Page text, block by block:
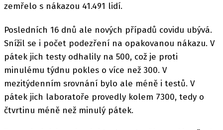
zemřelo s nákazou 41.491 lidí.
Posledních 16 dnů ale nových případů covidu ubývá.
Snížil se i počet podezření na opakovanou nákazu. V
pátek jich testy odhalily na 500, což je proti
minulému týdnu pokles o více než 300. V
mezitýdenním srovnání bylo ale méně i testů. V
pátek jich laboratoře provedly kolem 7300, tedy o
čtvrtinu méně než minulý pátek.